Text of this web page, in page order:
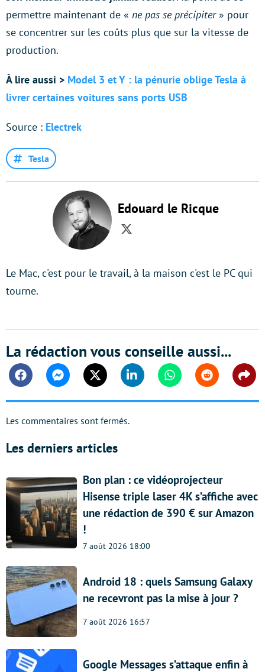
permettre maintenant de « ne pas se précipiter» pour
se concentrer sur les coûts plus que sur la vitesse de
production.
À lire aussi > Model 3 et Y : la pénurie oblige Tesla à
livrer certaines voitures sans ports USB
Source : Electrek
Tesla
Edouard le Ricque
Twitter
Le Mac, c'est pour le travail, à la maison c'est le PC qui
tourne.
La rédaction vous conseille aussi...
FacebookMessengerTwitter Linkedin WhatsappReddit
Les commentaires sont fermés.
Les derniers articles
Bon plan : ce vidéoprojecteur
Hisense triple laser 4K s’affiche avec
une rédaction de 390 € sur Amazon
!
7 août 2026 18:00
Android 18 : quels Samsung Galaxy
ne recevront pas la mise à jour ?
7 août 2026 16:57
Google Messages s’attaque enfin à